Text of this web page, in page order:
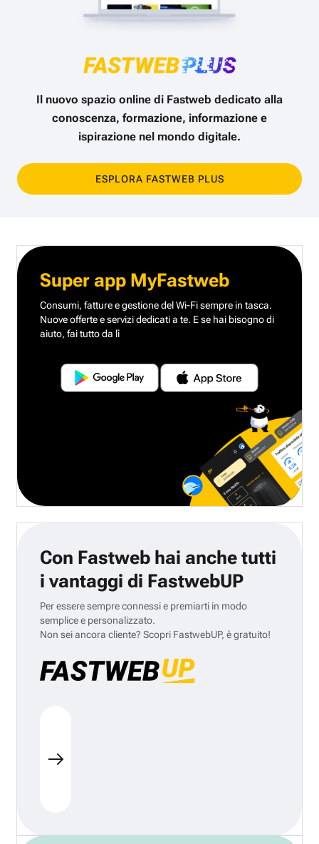
Il nuovo spazio online di Fastweb dedicato alla
conoscenza, formazione, informazione e
ispirazione nel mondo digitale.
ESPLORA FASTWEB PLUS
Super app MyFastweb
Consumi, fatture e gestione del Wi-Fi sempre in tasca.
Nuove offerte e servizi dedicati a te. E se hai bisogno di
aiuto, fai tutto da lì
Con Fastweb hai anche tutti
i vantaggi di FastwebUP
Per essere sempre connessi e premiarti in modo
semplice e personalizzato.
Non sei ancora cliente? Scopri FastwebUP, è gratuito!